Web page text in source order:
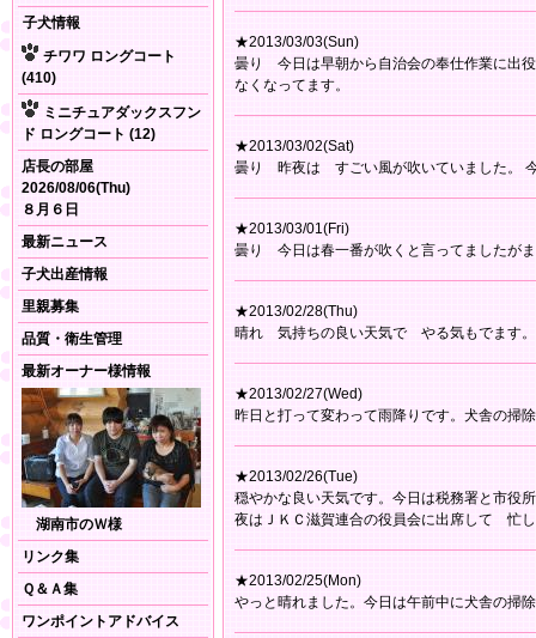
子犬情報
チワワ ロングコート
(410)
ミニチュアダックスフン
ド ロングコート (12)
店長の部屋
2026/08/06(Thu)
８月６日
最新ニュース
子犬出産情報
里親募集
品質・衛生管理
最新オーナー様情報
湖南市のＷ様
リンク集
Ｑ＆Ａ集
ワンポイントアドバイス
★2013/03/03(Sun)
曇り 今日は早朝から自治会の奉仕作業に出
なくなってます。
★2013/03/02(Sat)
曇り 昨夜は すごい風が吹いていました。
★2013/03/01(Fri)
曇り 今日は春一番が吹くと言ってましたが
★2013/02/28(Thu)
晴れ 気持ちの良い天気で やる気もでます。
★2013/02/27(Wed)
昨日と打って変わって雨降りです。犬舎の掃
★2013/02/26(Tue)
穏やかな良い天気です。今日は税務署と市
夜はＪＫＣ滋賀連合の役員会に出席して 忙
★2013/02/25(Mon)
やっと晴れました。今日は午前中に犬舎の掃